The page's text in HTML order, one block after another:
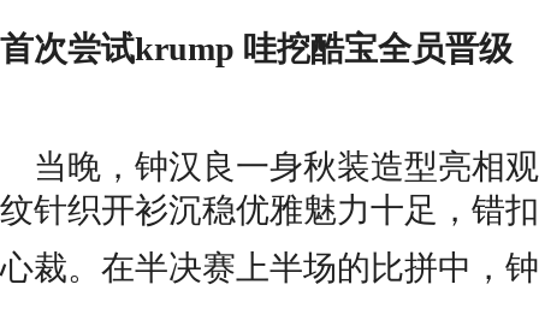
首次尝试krump 哇挖酷宝全员晋级
当晚，钟汉良一身秋装造型亮相
纹针织开衫沉稳优雅魅力十足，错
心裁。 在半决赛上半场的比拼中，